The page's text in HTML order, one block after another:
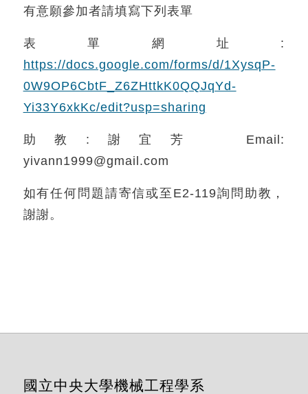
有意願參加者請填寫下列表單
表單網址:
https://docs.google.com/forms/d/1XysqP-
0W9OP6CbtF_Z6ZHttkK0QQJqYd-
Yi33Y6xkKc/edit?usp=sharing
助教:謝宜芳 Email:
yivann1999@gmail.com
如有任何問題請寄信或至E2-119詢問助教，
謝謝。
國立中央大學機械工程學系